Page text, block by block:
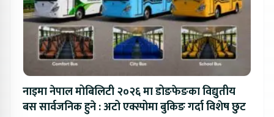
नाइमा नेपाल मोबिलिटी २०२६ मा डोङफेङका विद्युतीय
बस सार्वजनिक हुने : अटो एक्स्पोमा बुकिङ गर्दा विशेष छुट